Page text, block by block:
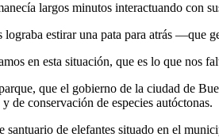
largos minutos interactuando con
lograba estirar una pata para atrás
en esta situación, que es lo que nos
que el gobierno de la ciudad de
de conservación de especies autóctonas.
de elefantes situado en el